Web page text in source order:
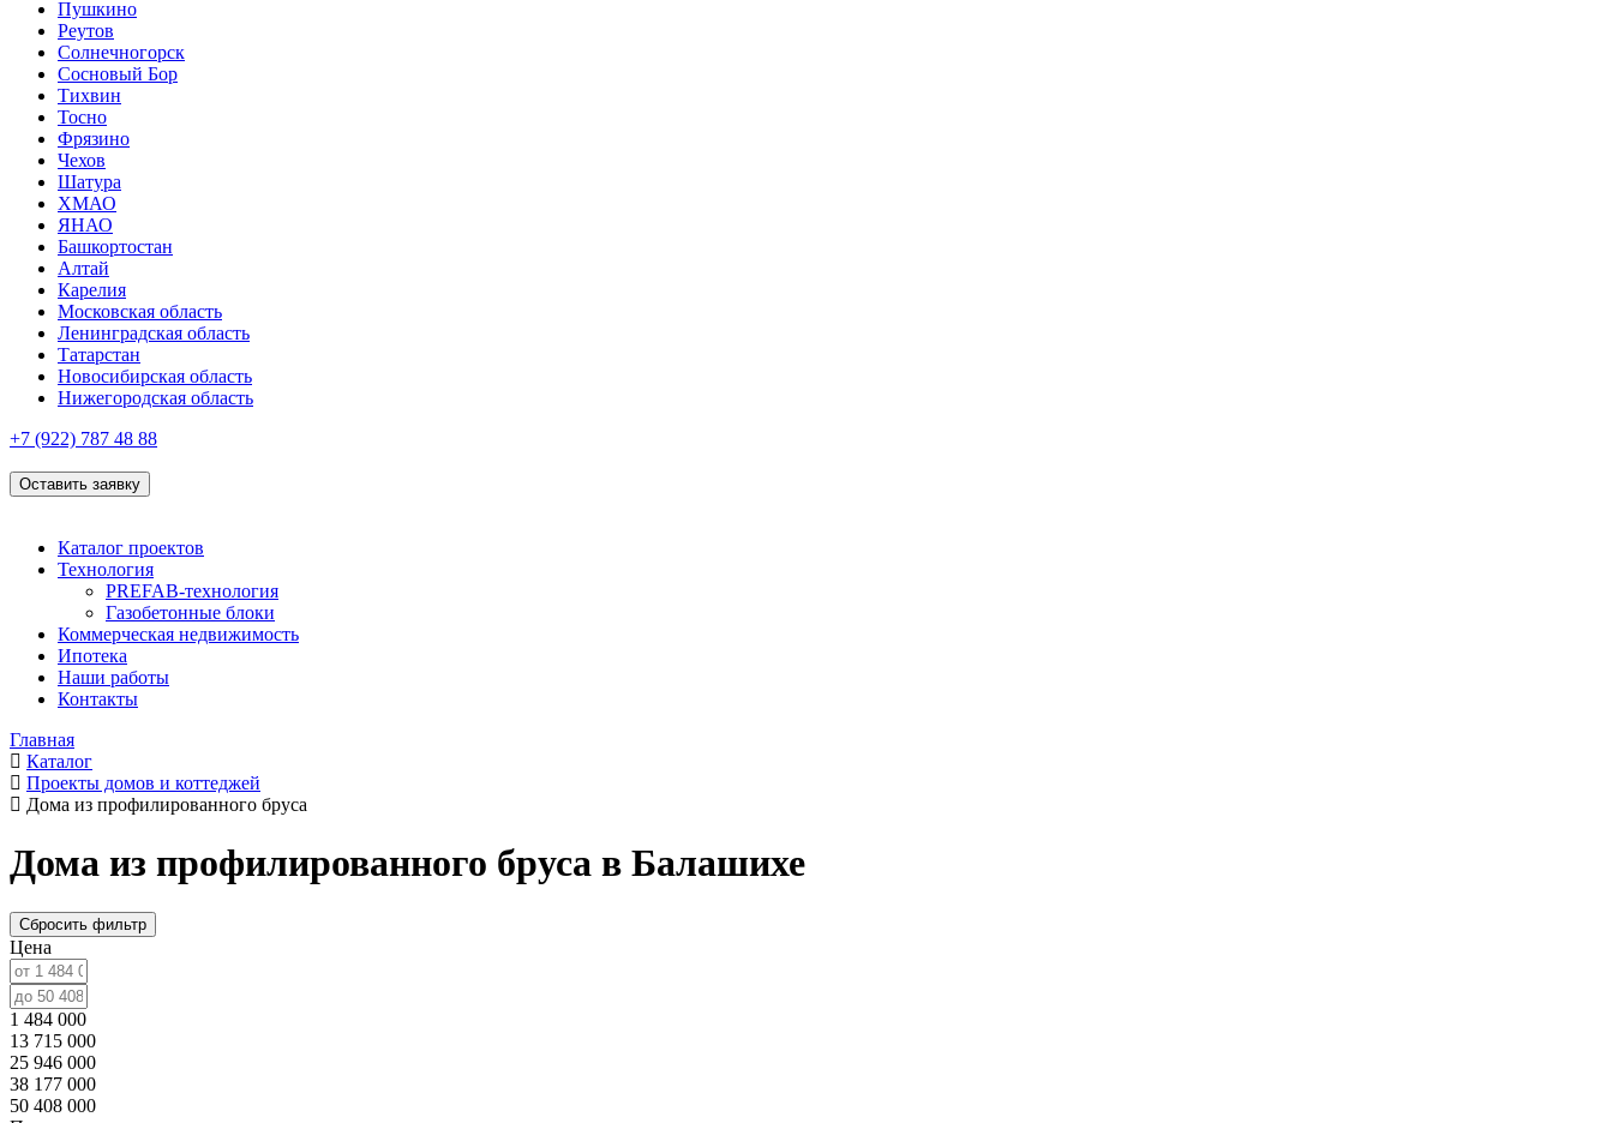
Пушкино
Реутов
Солнечногорск
Сосновый Бор
Тихвин
Тосно
Фрязино
Чехов
Шатура
ХМАО
ЯНАО
Башкортостан
Алтай
Карелия
Московская область
Ленинградская область
Татарстан
Новосибирская область
Нижегородская область
+7 (922) 787 48 88
Оставить заявку
Каталог проектов
Технология
PREFAB-технология
Газобетонные блоки
Коммерческая недвижимость
Ипотека
Наши работы
Контакты
Главная
Каталог
Проекты домов и коттеджей
Дома из профилированного бруса
Дома из профилированного бруса в Балашихе
Сбросить фильтр
Цена
1 484 000
13 715 000
25 946 000
38 177 000
50 408 000